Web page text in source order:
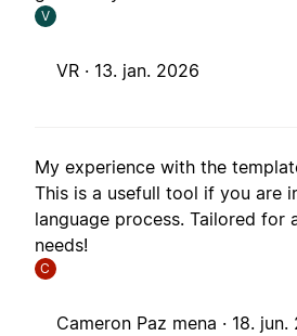
V
VR · 13. jan. 2026
My experience with the
This is a usefull tool if you are
language process. Tailored for
needs!
C
Cameron Paz mena · 18. jun.